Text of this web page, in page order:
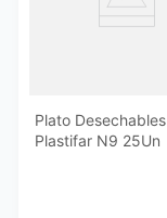
Plato Desechables
Plastifar N9 25Un